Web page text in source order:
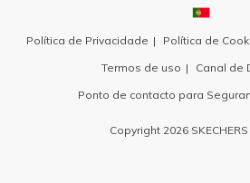
Política de Privacidade Política de
Termos de uso
Canal de
Ponto de contacto para
Copyright 2026 SKECHERS